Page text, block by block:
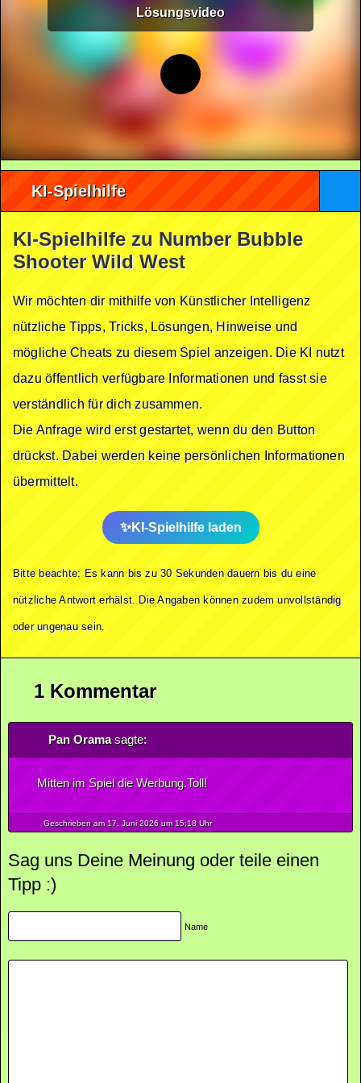
Lösungsvideo
KI-Spielhilfe
KI-Spielhilfe zu Number Bubble
Shooter Wild West
Wir möchten dir mithilfe von Künstlicher Intelligenz
nützliche Tipps, Tricks, Lösungen, Hinweise und
mögliche Cheats zu diesem Spiel anzeigen. Die KI nutzt
dazu öffentlich verfügbare Informationen und fasst sie
verständlich für dich zusammen.
Die Anfrage wird erst gestartet, wenn du den Button
drückst. Dabei werden keine persönlichen Informationen
übermittelt.
KI-Spielhilfe laden
Bitte beachte: Es kann bis zu 30 Sekunden dauern bis du eine
nützliche Antwort erhälst. Die Angaben können zudem unvollständig
oder ungenau sein.
1 Kommentar
Pan Oramasagte:
Mitten im Spiel die Werbung.Toll!
Geschrieben am 17. Juni2026um 15:18 Uhr
Sag uns Deine Meinung oder teile einen
Tipp :)
Name